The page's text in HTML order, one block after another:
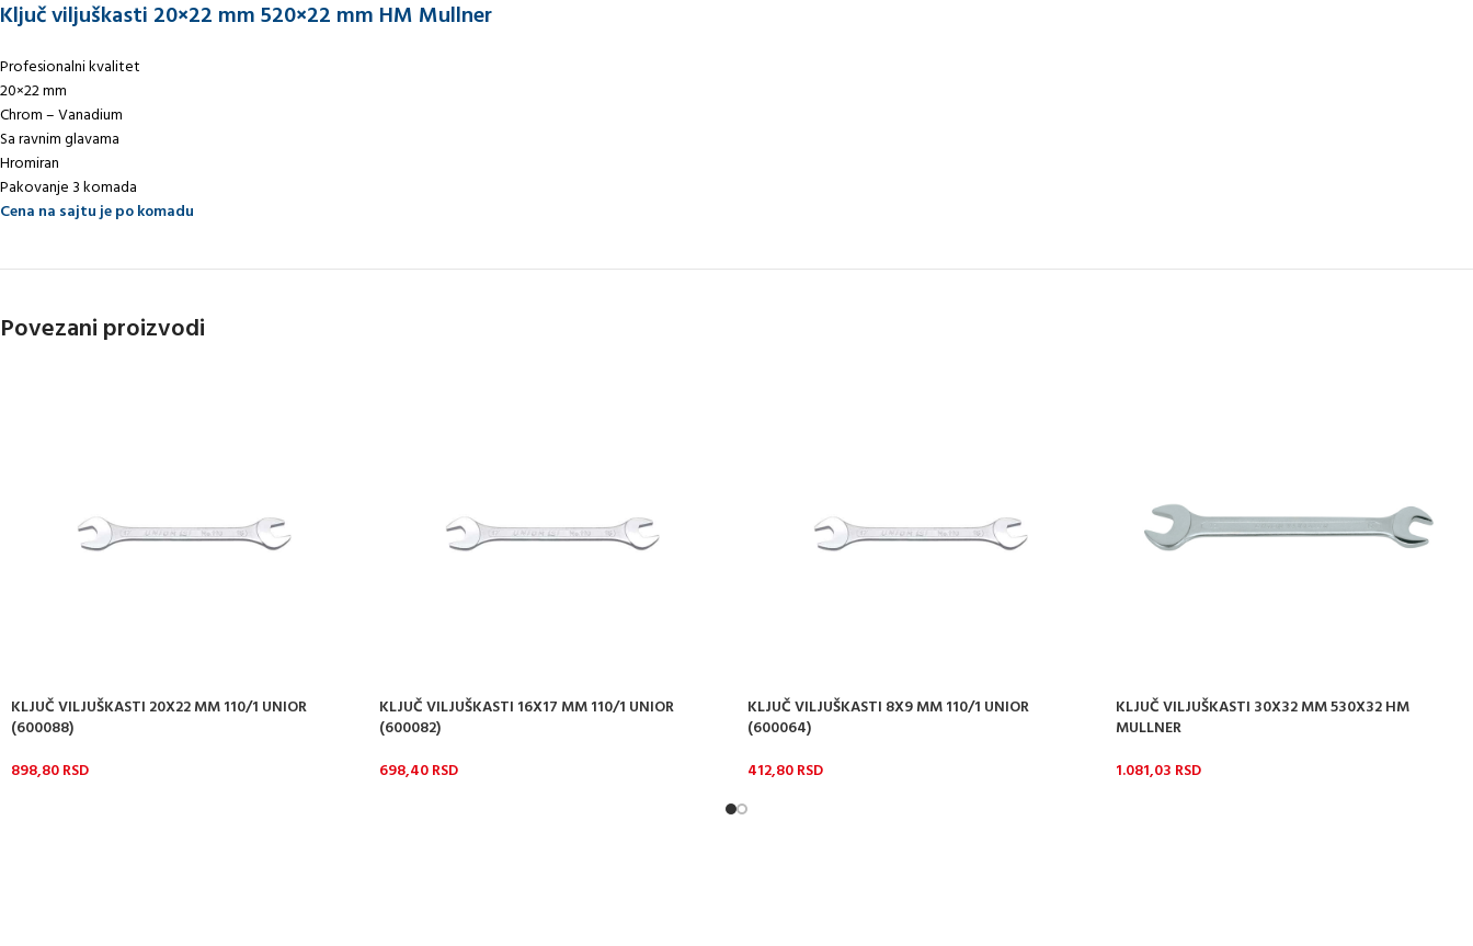
Ključ viljuškasti 20×22 mm 520×22 mm HM Mullner
Profesionalni kvalitet
20×22 mm
Chrom – Vanadium
Sa ravnim glavama
Hromiran
Pakovanje 3 komada
Cena na sajtu je po komadu
Povezani proizvodi
KLJUČ VILJUŠKASTI 20X22 MM 110/1 UNIOR
(600088)
898,80RSD
KLJUČ VILJUŠKASTI 16X17 MM 110/1 UNIOR
(600082)
698,40RSD
KLJUČ VILJUŠKASTI 8X9 MM 110/1 UNIOR
(600064)
412,80RSD
KLJUČ VILJUŠKASTI 30X32 MM 530X32 HM
MULLNER
1.081,03 RSD